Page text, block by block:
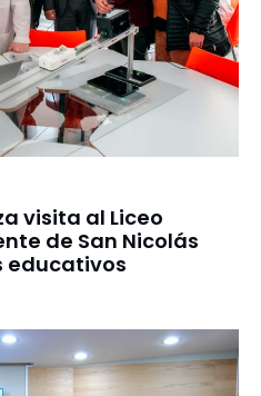
visita al Liceo
de San Nicolás
educativos